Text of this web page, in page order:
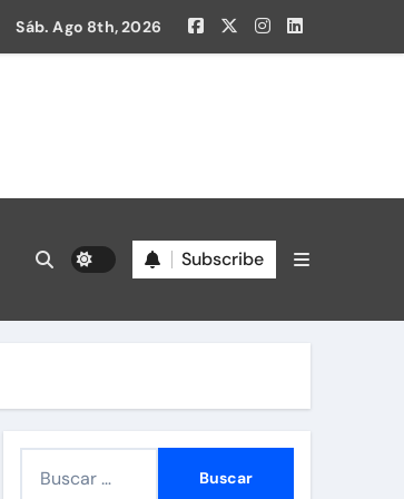
Sáb. Ago 8th, 2026
Subscribe